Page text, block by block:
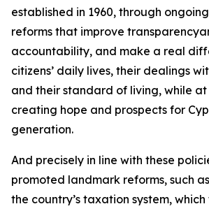
established in 1960, through
reforms that improve
accountability, and make a real
citizens’ daily lives, their dealings
and their standard of living, while at
creating hope and prospects for
generation.
And precisely in line with these
promoted landmark reforms, such
the country’s taxation system,